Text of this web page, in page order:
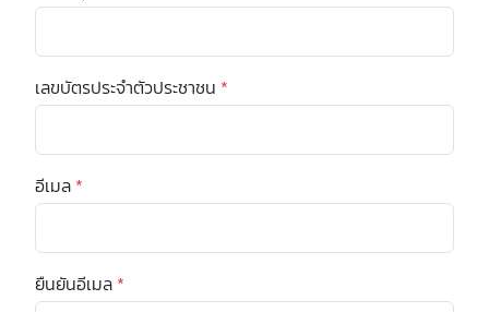
Browse
CONTENT
VIDEO
เลขบัตรประจำตัวประชาชน *
อีเมล *
ยืนยันอีเมล *